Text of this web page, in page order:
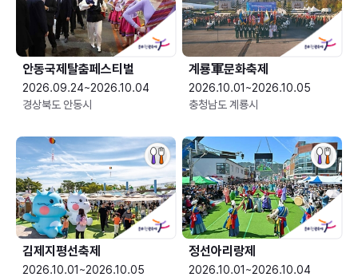
안동국제탈춤페스티벌
2026.09.24~2026.10.04
경상북도 안동시
2026.10.01~2026.10.05
충청남도 계룡시
김제지평선축제
2026.10.01~2026.10.05
정선아리랑제
2026.10.01~2026.10.04